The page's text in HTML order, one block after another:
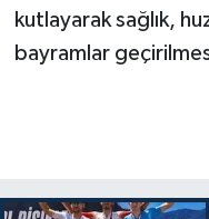
kutlayarak sağlık,
bayramlar